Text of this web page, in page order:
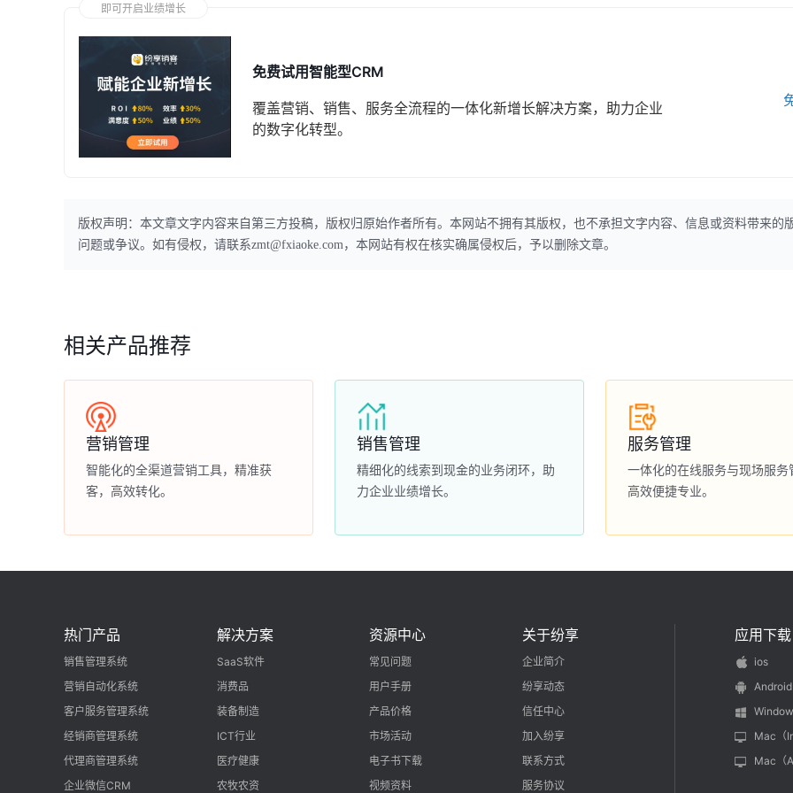
即可开启业绩增长
免费试用智能型CRM
覆盖营销、销售、服务全流程的一体化新增长解决方案，助力企业
的数字化转型。
版权声明：本文章文字内容来自第三方投稿，版权归原始作者所有。本网站不拥有其版权，也不承担文字内容、信息或资料带来的
问题或争议。如有侵权，请联系zmt@fxiaoke.com，本网站有权在核实确属侵权后，予以删除文章。
相关产品推荐
营销管理
智能化的全渠道营销工具，精准获
客，高效转化。
销售管理
精细化的线索到现金的业务闭环，助
力企业业绩增长。
服务管理
一体化的在线服务与现场服务
高效便捷专业。
热门产品
销售管理系统
营销自动化系统
客户服务管理系统
经销商管理系统
代理商管理系统
企业微信CRM
解决方案
SaaS软件
消费品
装备制造
ICT行业
医疗健康
农牧农资
资源中心
常见问题
用户手册
产品价格
市场活动
电子书下载
视频资料
关于纷享
企业简介
纷享动态
信任中心
加入纷享
联系方式
服务协议
应用下载
ios
Android
Mac（
Mac（